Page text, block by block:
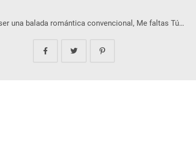
una balada romántica convencional, Me faltas Tú…